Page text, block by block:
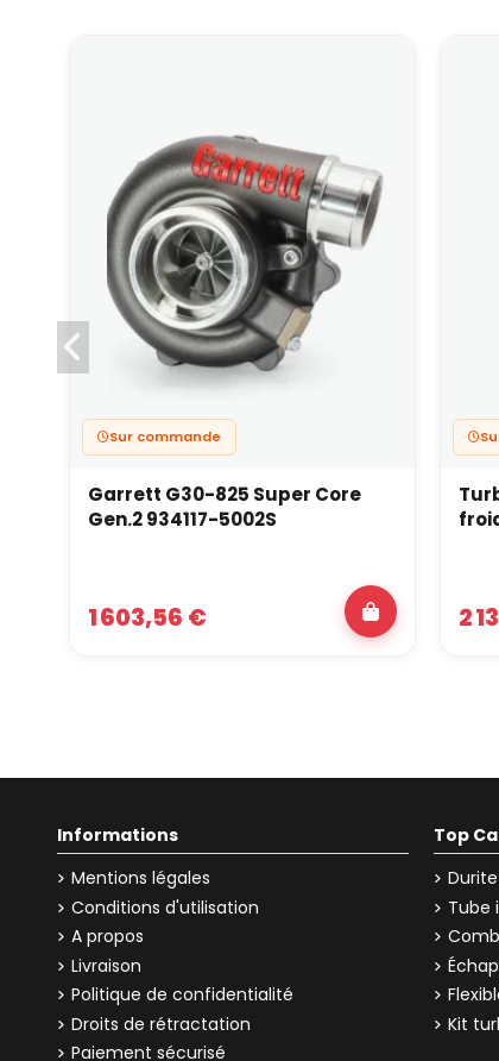
Sur commande
Garrett G30-825 Super Core
Gen.2 934117-5002S
1 603,56 € 2
Informations
Mentions légales
Conditions d'utilisation
A propos
Livraison
Politique de confidentialité
Droits de rétractation
Paiement sécurisé
Top
Tube
Kit